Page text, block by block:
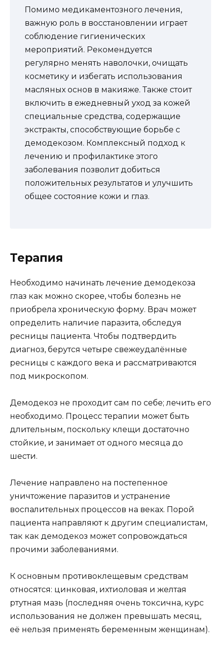
Помимо медикаментозного лечения,
важную роль в восстановлении играет
соблюдение гигиенических
мероприятий. Рекомендуется
регулярно менять наволочки, очищать
косметику и избегать использования
масляных основ в макияже. Также стоит
включить в ежедневный уход за кожей
специальные средства, содержащие
экстракты, способствующие борьбе с
демодекозом. Комплексный подход к
лечению и профилактике этого
заболевания позволит добиться
положительных результатов и улучшить
общее состояние кожи и глаз.
Терапия
Необходимо начинать лечение демодекоза
глаз как можно скорее, чтобы болезнь не
приобрела хроническую форму. Врач может
определить наличие паразита, обследуя
ресницы пациента. Чтобы подтвердить
диагноз, берутся четыре свежеудалённые
ресницы с каждого века и рассматриваются
под микроскопом.
Демодекоз не проходит сам по себе; лечить его
необходимо. Процесс терапии может быть
длительным, поскольку клещи достаточно
стойкие, и занимает от одного месяца до
шести.
Лечение направлено на постепенное
уничтожение паразитов и устранение
воспалительных процессов на веках. Порой
пациента направляют к другим специалистам,
так как демодекоз может сопровождаться
прочими заболеваниями.
К основным противоклещевым средствам
относятся: цинковая, ихтиоловая и желтая
ртутная мазь (последняя очень токсична, курс
использования не должен превышать месяц,
её нельзя применять беременным женщинам).